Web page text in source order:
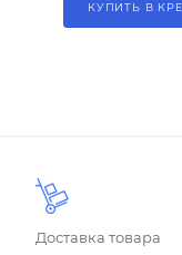
КУПИТЬ В
Доставка товара